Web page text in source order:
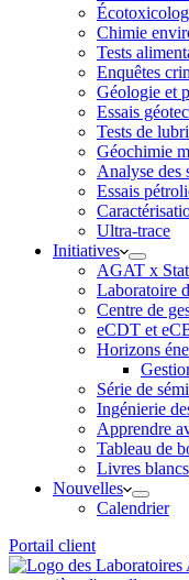
Chimie
Tests
Enquêtes
Géologie et
Essais
Tests de
Géochimie
Analyse des
Essais
Ultra-trace
Initiatives
AGAT x
Laboratoire
Centre de
eCDT et
Horizons
Série de
Ingénierie
Apprendre
Tableau de
Livres blancs
Nouvelles
Calendrier
Portail client